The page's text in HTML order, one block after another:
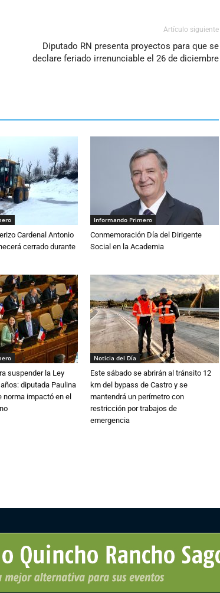
Artículo siguiente
Diputado RN presenta proyectos para que se
declare feriado irrenunciable el 26 de diciembre
Cardenal Antonio
cerrado durante
Informando Primero
Conmemoración Día del Dirigente
Social en la Academia
suspender la Ley
diputada Paulina
norma impactó en el
Noticia del Día
Este sábado se abrirán al tránsito 12
km del bypass de Castro y se
mantendrá un perímetro con
restricción por trabajos de
emergencia